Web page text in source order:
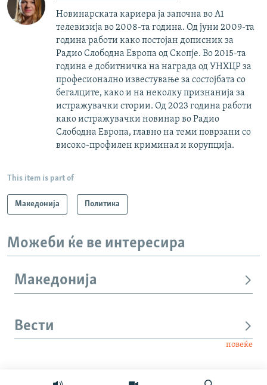
Новинарската кариера ја започна во А1
телевизија во 2008-та година. Од јуни 2009-та
година работи како постојан дописник за
Радио Слободна Европа од Скопје. Во 2015-та
година е добитничка на награда од УНХЦР за
професионално известување за состојбата со
бегалците, како и на неколку признанија за
истражувачки стории. Од 2023 година работи
како истражувачки новинар во Радио
Слободна Европа, главно на теми поврзани со
високо-профилен криминал и корупција.
This item is part of
Македонија Политика
Можеби ќе ве интересира
Македонија
Вести
повеќе